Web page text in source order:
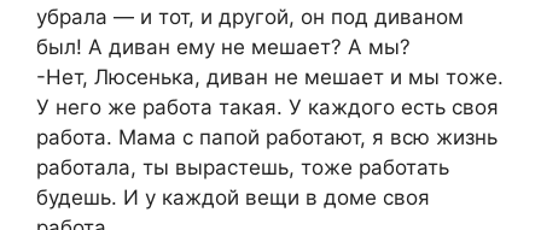
убрала — и тот, и другой, он под диваном
был! А диван ему не мешает? А мы?
-Нет, Люсенька, диван не мешает и мы тоже.
У него же работа такая. У каждого есть своя
работа. Мама с папой работают, я всю жизнь
работала, ты вырастешь, тоже работать
будешь. И у каждой вещи в доме своя